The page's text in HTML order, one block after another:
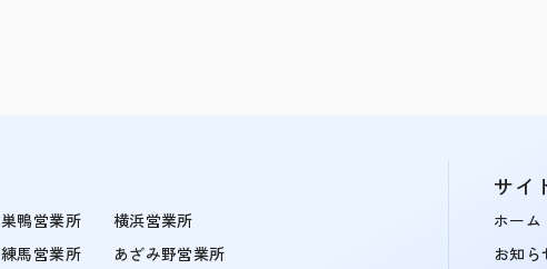
巣鴨営業所
練馬営業所
横浜営業所
あざみ野営業所
サイ
ホーム
お知ら